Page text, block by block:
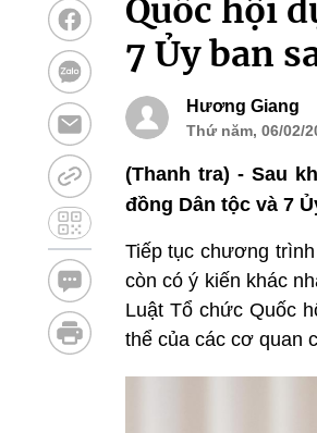
Quốc hội
7 Ủy ban
Hương Giang
Thứ năm, 06/02/
(Thanh tra) - Sau
đồng Dân tộc và 7
Tiếp tục chương
còn có ý kiến khác
Luật Tổ chức Quốc
thể của các cơ quan